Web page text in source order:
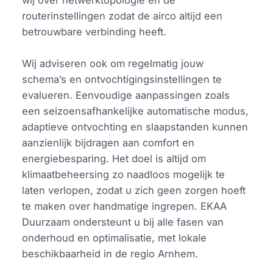
routerinstellingen zodat de airco altijd een
betrouwbare verbinding heeft.
Wij adviseren ook om regelmatig jouw
schema’s en ontvochtigingsinstellingen te
evalueren. Eenvoudige aanpassingen zoals
een seizoensafhankelijke automatische modus,
adaptieve ontvochting en slaapstanden kunnen
aanzienlijk bijdragen aan comfort en
energiebesparing. Het doel is altijd om
klimaatbeheersing zo naadloos mogelijk te
laten verlopen, zodat u zich geen zorgen hoeft
te maken over handmatige ingrepen. EKAA
Duurzaam ondersteunt u bij alle fasen van
onderhoud en optimalisatie, met lokale
beschikbaarheid in de regio Arnhem.